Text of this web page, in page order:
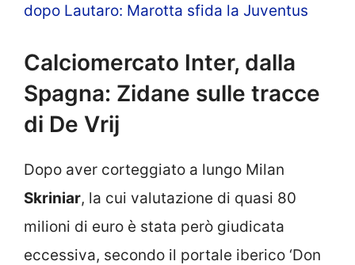
dopo Lautaro: Marotta sfida la Juventus
Calciomercato Inter, dalla
Spagna: Zidane sulle tracce
di De Vrij
Dopo aver corteggiato a lungo Milan
Skriniar, la cui valutazione di quasi 80
milioni di euro è stata però giudicata
eccessiva, secondo il portale iberico ‘Don